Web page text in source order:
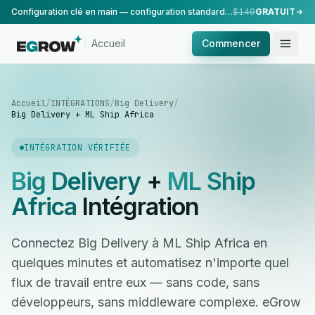
Configuration clé en main — configuration standard, réalisée par notre équipe.$149GRATUIT
Accueil Commencer
Accueil/INTÉGRATIONS/Big Delivery/
Big Delivery + ML Ship Africa
INTÉGRATION VÉRIFIÉE
Big Delivery+ ML Ship
Africa Intégration
Connectez Big Delivery à ML Ship Africa en
quelques minutes et automatisez n'importe quel
flux de travail entre eux — sans code, sans
développeurs, sans middleware complexe. eGrow